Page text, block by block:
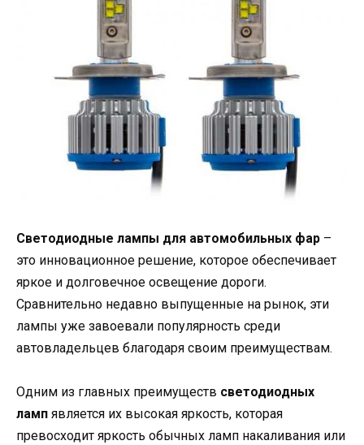
Светодиодные лампы для автомобильных фар –
это инновационное решение, которое обеспечивает
яркое и долговечное освещение дороги.
Сравнительно недавно выпущенные на рынок, эти
лампы уже завоевали популярность среди
автовладельцев благодаря своим преимуществам.
Одним из главных преимуществ светодиодных
ламп является их высокая яркость, которая
превосходит яркость обычных ламп накаливания или